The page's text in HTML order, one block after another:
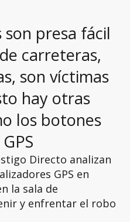
presa fácil
carreteras,
son víctimas
hay otras
los botones
Directo analizan
GPS en
la sala de
y enfrentar el robo